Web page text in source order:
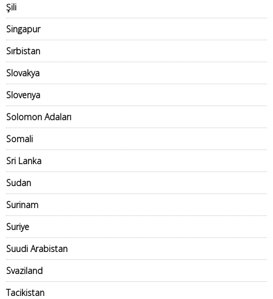
Şili
Singapur
Sırbistan
Slovakya
Slovenya
Solomon Adaları
Somali
Sri Lanka
Sudan
Surinam
Suriye
Suudi Arabistan
Svaziland
Tacikistan